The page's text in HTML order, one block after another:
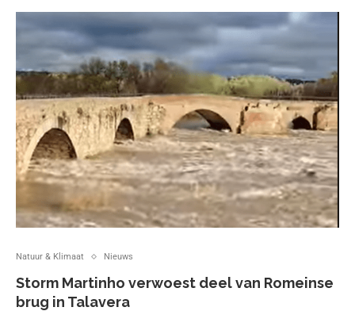
Natuur & Klimaat Nieuws
Storm Martinho verwoest deel van Romeinse
brug in Talavera